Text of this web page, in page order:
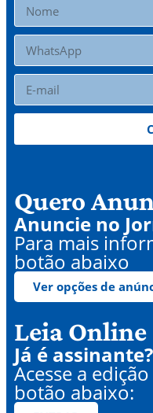
Quero
Anuncie no
Para mais
botão abaixo
Ver opções de
Leia Online
Já é assinante?
Acesse a
botão abaixo: